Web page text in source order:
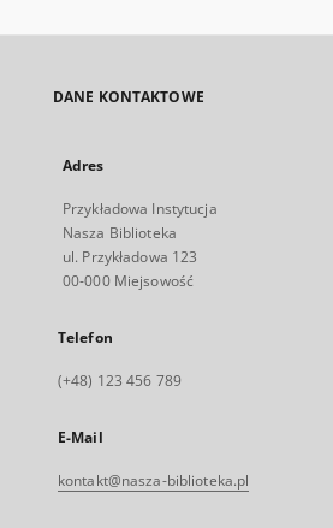
DANE KONTAKTOWE
Adres
Przykładowa Instytucja
Nasza Biblioteka
ul. Przykładowa 123
00-000 Miejsowość
Telefon
(+48) 123 456 789
E-Mail
kontakt@nasza-biblioteka.pl